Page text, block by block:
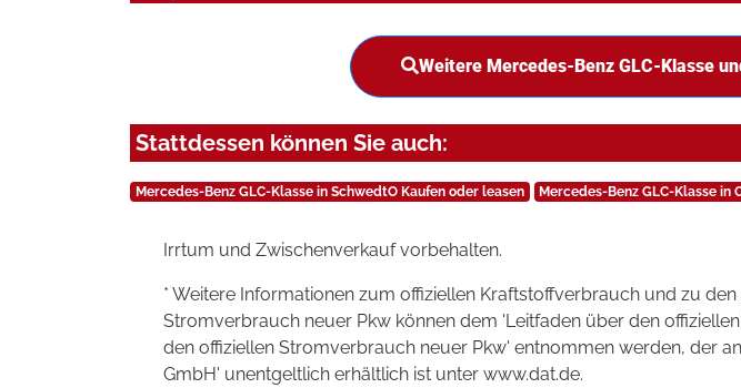
Weitere Mercedes-Benz GLC-Klasse
Stattdessen können Sie auch:
Mercedes-Benz GLC-Klasse in SchwedtO Kaufen oder leasen Mercedes-Benz GLC-Klasse
Irrtum und Zwischenverkauf vorbehalten.
* Weitere Informationen zum offiziellen Kraftstoffverbrauch und zu den
Stromverbrauch neuer Pkw können dem 'Leitfaden über den
den offiziellen Stromverbrauch neuer Pkw' entnommen werden, der
GmbH' unentgeltlich erhältlich ist unter www.dat.de.